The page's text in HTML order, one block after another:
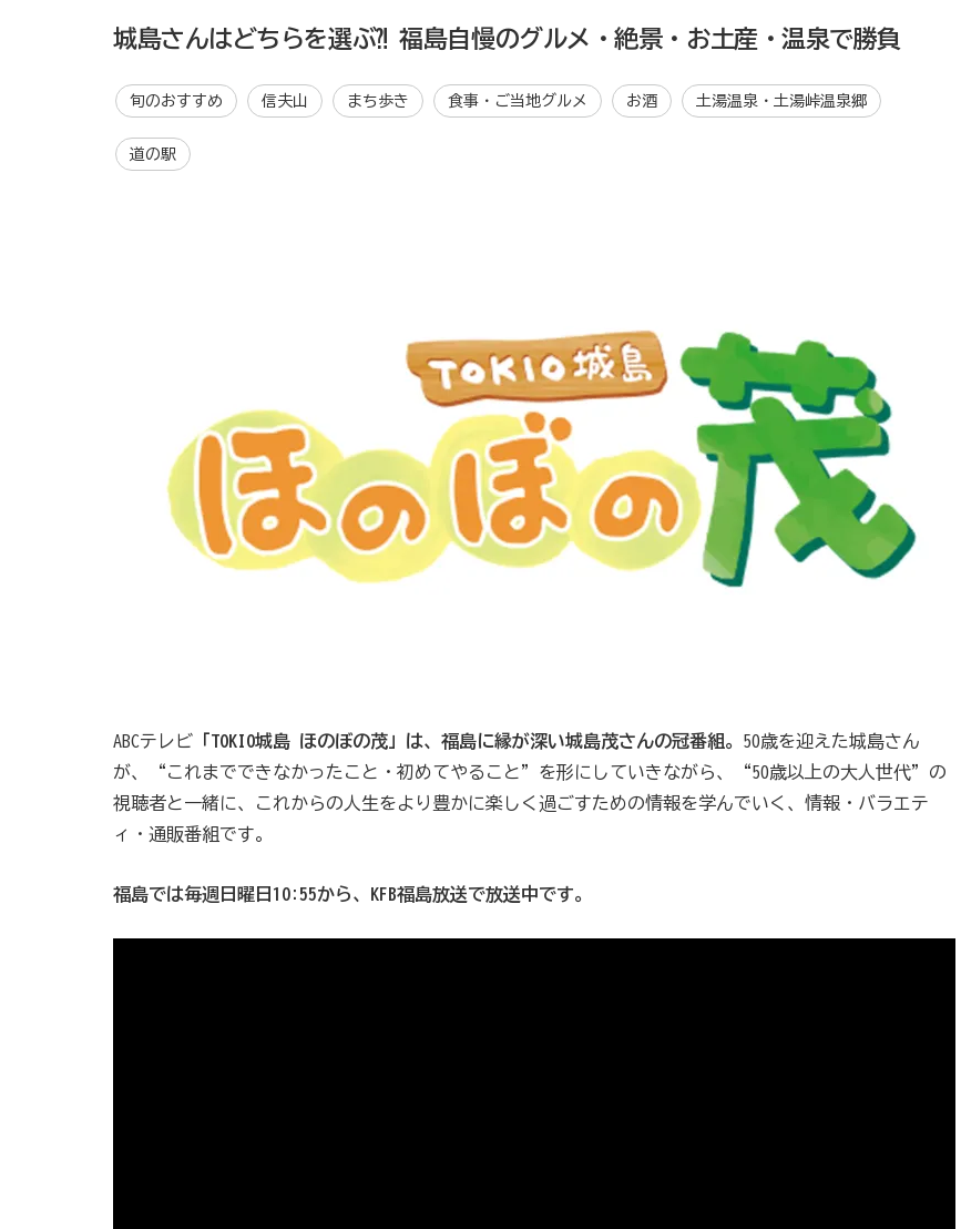
城島さんはどちらを選ぶ⁈ 福島自慢のグルメ・絶景・お土産・温泉で勝負
旬のおすすめ 信夫山 まち歩き 食事・ご当地グルメ お酒 土湯温泉・土湯峠温泉郷
道の駅
ABCテレビ 「TOKIO城島 ほのぼの茂」は、福島に縁が深い城島茂さんの冠番組。 50歳を迎えた城島さん
が、“これまでできなかったこと・初めてやること”を形にしていきながら、“50歳以上の大人世代”の
視聴者と一緒に、これからの人生をより豊かに楽しく過ごすための情報を学んでいく、情報・バラエテ
ィ・通販番組です。
福島では毎週日曜日10:55から、KFB福島放送で放送中です。